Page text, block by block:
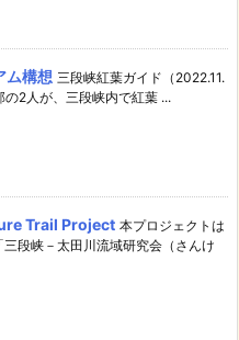
ム構想 三段峡紅葉ガイド（2022.11.
の2人が、三段峡内で紅葉 ...
Trail Project 本プロジェクトは
段峡－太田川流域研究会（さんけ